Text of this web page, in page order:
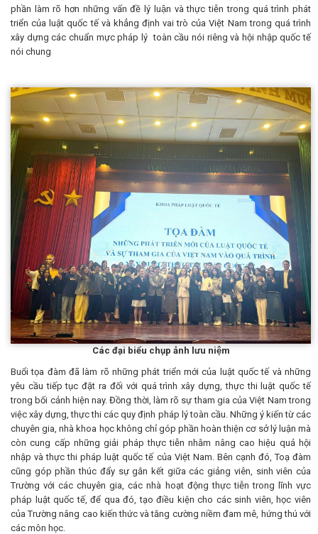
phần làm rõ hơn những vấn đề lý luận và thực tiễn trong quá trình phát
triển của luật quốc tế và khẳng định vai trò của Việt Nam trong quá trình
xây dựng các chuẩn mực pháp lý toàn cầu nói riêng và hội nhập quốc tế
nói chung
Các đại biểu chụp ảnh lưu niệm
Buổi tọa đàm đã làm rõ những phát triển mới của luật quốc tế và những
yêu cầu tiếp tục đặt ra đối với quá trình xây dựng, thực thi luật quốc tế
trong bối cảnh hiện nay. Đồng thời, làm rõ sự tham gia của Việt Nam trong
việc xây dựng, thực thi các quy định pháp lý toàn cầu. Những ý kiến từ các
chuyên gia, nhà khoa học không chỉ góp phần hoàn thiện cơ sở lý luận mà
còn cung cấp những giải pháp thực tiễn nhằm nâng cao hiệu quả hội
nhập và thực thi pháp luật quốc tế của Việt Nam. Bên cạnh đó, Toạ đàm
cũng góp phần thúc đẩy sự gắn kết giữa các giảng viên, sinh viên của
Trường với các chuyên gia, các nhà hoạt động thực tiễn trong lĩnh vực
pháp luật quốc tế, để qua đó, tạo điều kiện cho các sinh viên, học viên
của Trường nâng cao kiến thức và tăng cường niềm đam mê, hứng thú với
các môn học.